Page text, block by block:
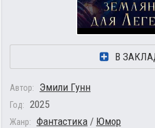
В
Автор: Эмили Гунн
Год: 2025
Жанр: Фантастика / Юмор